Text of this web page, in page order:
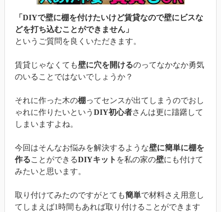
「DIYで壁に棚を付けたいけど賃貸なので壁にビスな
どを打ち込むことができません」
というご質問を良くいただきます。
賃貸じゃなくても壁に穴を開けるのってなかなか勇気
のいることではないでしょうか？
それに作った木の棚 ってセンスが出てしまうのでおし
ゃれに作りたいという DIY初心者さんは更に躊躇して
しまいますよね。
今回はそんなお悩みを解決するような壁に簡単に棚を
作ることができるDIYキット を私の家の壁にも付けて
みたいと思います。
取り付けてみたのですがとても簡単で材料さえ用意し
てしまえば1時間もあれば取り付けることができます